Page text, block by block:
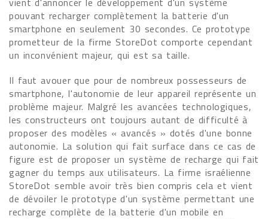
pouvant recharger complètement la batterie d'un
smartphone en seulement 30 secondes. Ce prototype
prometteur de la firme StoreDot comporte cependant
un inconvénient majeur, qui est sa taille.
Il faut avouer que pour de nombreux possesseurs de
smartphone, l'autonomie de leur appareil représente un
problème majeur. Malgré les avancées technologiques,
les constructeurs ont toujours autant de difficulté à
proposer des modèles « avancés » dotés d'une bonne
autonomie. La solution qui fait surface dans ce cas de
figure est de proposer un système de recharge qui fait
gagner du temps aux utilisateurs. La firme israélienne
StoreDot semble avoir très bien compris cela et vient
de dévoiler le prototype d'un système permettant une
recharge complète de la batterie d'un mobile en